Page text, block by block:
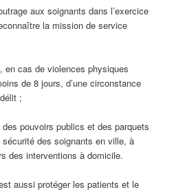
aux soignants dans l’exercice
la mission de service
en cas de violences physiques
de 8 jours, d’une circonstance
;
pouvoirs publics et des parquets
des soignants en ville, à
des interventions à domicile.
aussi protéger les patients et le